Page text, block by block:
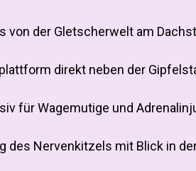
von der Gletscherwelt am
direkt neben der
für Wagemutige und
des Nervenkitzels mit Blick in